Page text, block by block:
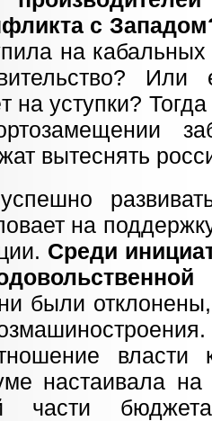
с
на
на уступки?
вытеснять
на
Среди
были
власти
настаивала
части